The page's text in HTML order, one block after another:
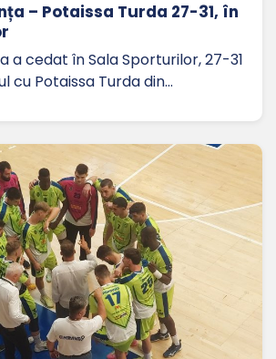
– Potaissa Turda 27-31, în
a cedat în Sala Sporturilor, 27-31
cu Potaissa Turda din…